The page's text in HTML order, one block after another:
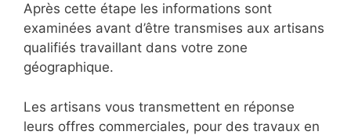
Après cette étape les informations sont
examinées avant d’être transmises aux artisans
qualifiés travaillant dans votre zone
géographique.
Les artisans vous transmettent en réponse
leurs offres commerciales, pour des travaux en